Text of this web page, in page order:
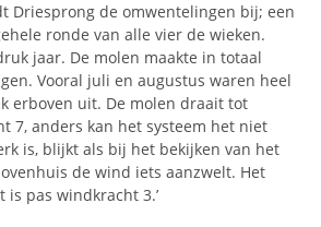
Driesprong de omwentelingen bij; een
ronde van alle vier de wieken.
jaar. De molen maakte in totaal
Vooral juli en augustus waren heel
erboven uit. De molen draait tot
7, anders kan het systeem het niet
is, blijkt als bij het bekijken van het
de wind iets aanzwelt. Het
is pas windkracht 3.’